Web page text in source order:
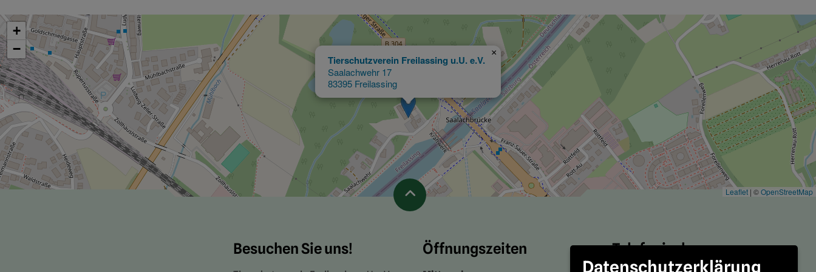
Tierschutzverein Freilassing u.U. e.V.
Saalachwehr 17
83395 Freilassing
×
+
−
Leaflet | ©OpenStreetMap
Besuchen Sie uns! Öffnungszeiten
Telefonische
Erreichbarkeit
Datenschutzerklärung